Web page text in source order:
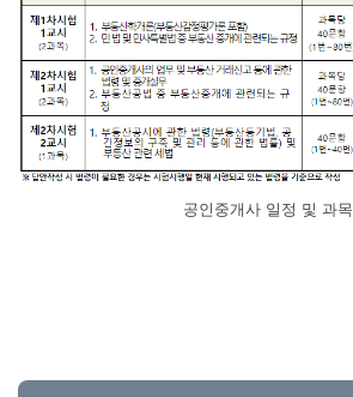
공인중개사 일정 및 과목